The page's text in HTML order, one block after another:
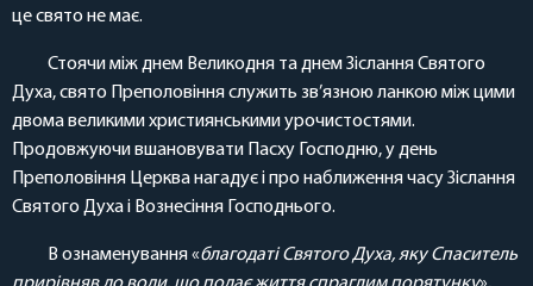
це свято не має.
Стоячи між днем Великодня та днем Зіслання Святого
Духа, свято Преполовіння служить зв’язною ланкою між цими
двома великими християнськими урочистостями.
Продовжуючи вшановувати Пасху Господню, у день
Преполовіння Церква нагадує і про наближення часу Зіслання
Святого Духа і Вознесіння Господнього.
В ознаменування «благодаті Святого Духа, яку Спаситель